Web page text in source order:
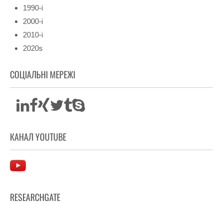
1990-і
2000-і
2010-і
2020s
СОЦІАЛЬНІ МЕРЕЖІ
КАНАЛ YOUTUBE
RESEARCHGATE